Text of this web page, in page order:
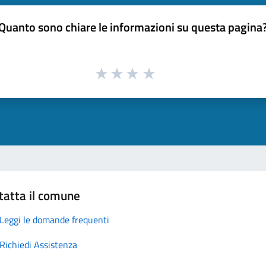
sono chiare le informazioni su questa
il comune
Leggi le domande frequenti
Richiedi Assistenza